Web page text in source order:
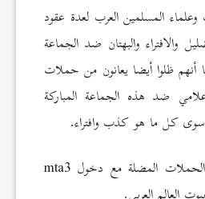
المسلمين العرب لعدة عقود
والبهتان ضد الجماعة
أنهم ظلوا أيضا يعانون من حملات
ضد هذه الجماعة المباركة
كل ما هو كذب وافتراء.
وقد انتهت جميع هذه الحملات المضلة مع دخول mta3